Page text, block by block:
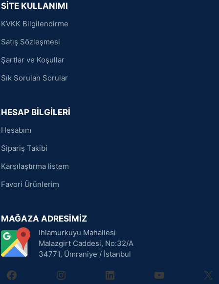
SİTE KULLANIMI
KVKK Bilgilendirme
Satış Sözleşmesi
Şartlar ve Koşullar
Sık Sorulan Sorular
HESAP BİLGİLERİ
Hesabım
Sipariş Takibi
Karşılaştırma listem
Favori Ürünlerim
MAĞAZA ADRESİMİZ
Ihlamurkuyu Mahallesi
Malazgirt Caddesi, No:32/A
34771, Ümraniye / İstanbul
facebookinstagramlinkedin youtube X